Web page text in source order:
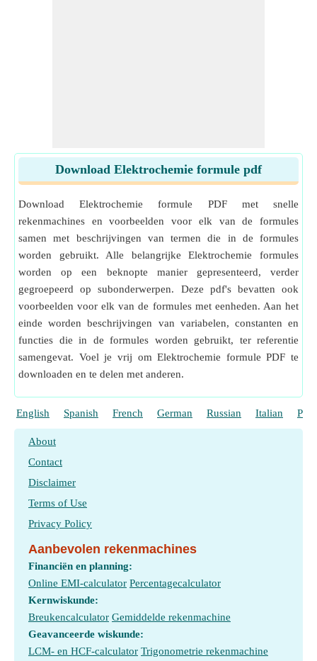
Download Elektrochemie formule pdf
Download Elektrochemie formule PDF met snelle
rekenmachines en voorbeelden voor elk van de formules
samen met beschrijvingen van termen die in de formules
worden gebruikt. Alle belangrijke Elektrochemie formules
worden op een beknopte manier gepresenteerd, verder
gegroepeerd op subonderwerpen. Deze pdf's bevatten ook
voorbeelden voor elk van de formules met eenheden. Aan het
einde worden beschrijvingen van variabelen, constanten en
functies die in de formules worden gebruikt, ter referentie
samengevat. Voel je vrij om Elektrochemie formule PDF te
downloaden en te delen met anderen.
English Spanish French German Russian Italian
About
Contact
Disclaimer
Terms of Use
Privacy Policy
Aanbevolen rekenmachines
Financiën en planning:
Online EMI-calculator Percentagecalculator
Kernwiskunde:
Breukencalculator Gemiddelde rekenmachine
Geavanceerde wiskunde:
LCM- en HCF-calculator Trigonometrie rekenmachine